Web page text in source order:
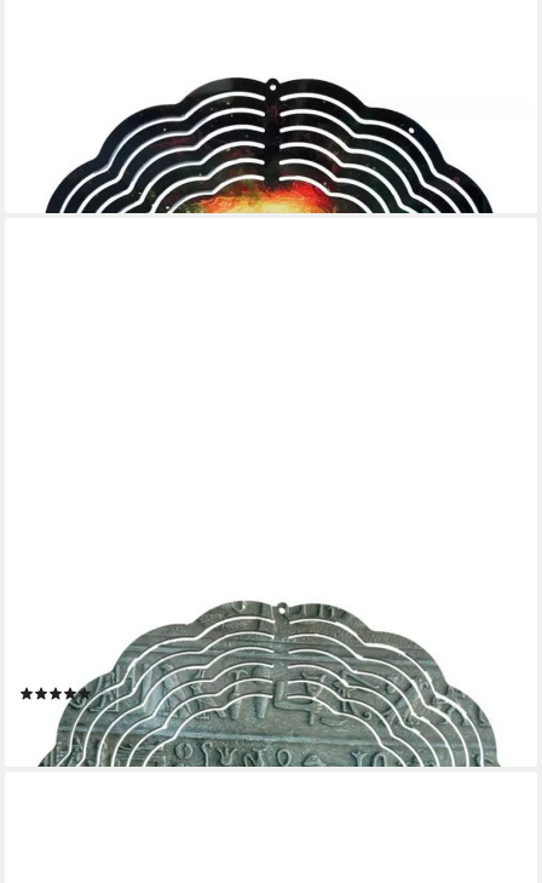
Windspiel Edelstahl 3D Windspiel Windspinner 20cm Fantasie
16,99 €
lieferbar - in 3-4 Werktagen bei dir
Windspiel Edelstahl 3D Windspiel Windspinner 20cm Ägyptische
Hieroglyphen WI15
(1)
16,99 €
lieferbar - in 3-4 Werktagen bei dir